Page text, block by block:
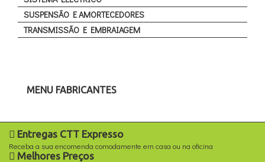
SUSPENSÃO E AMORTECEDORES
TRANSMISSÃO E EMBRAIAGEM
MENU FABRICANTES
Entregas CTT Expresso
Receba a sua encomenda comodamente em casa ou na oficina
Melhores Preços